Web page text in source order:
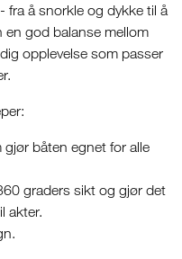
fra å snorkle og dykke til å
en god balanse mellom
opplevelse som passer
båten egnet for alle
graders sikt og gjør det
akter.